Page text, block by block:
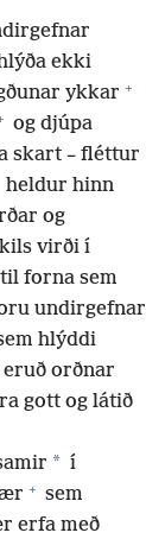
ekki
ykkar +
og djúpa
skart – fléttur
heldur hinn
og
virði í
forna sem
undirgefnar
hlýddi
orðnar
gott og látið
* í
+ sem
erfa með